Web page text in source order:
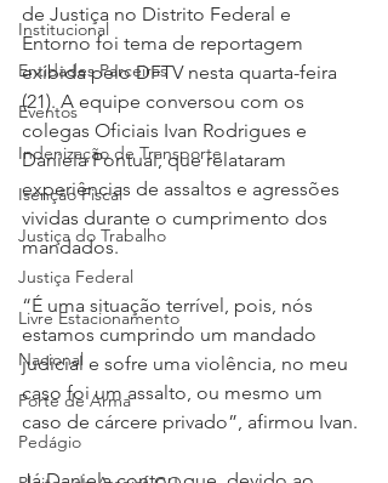
Institucional
Entidades Parceiras
Eventos
Indenização de Transporte
Isenção Fiscal
Justiça do Trabalho
Justiça Federal
Livre Estacionamento
Nacional
Porte de Arma
Pedágio
de Justiça no Distrito Federal e
Entorno foi tema de reportagem
exibida pelo DFTV nesta quarta-feira
(21). A equipe conversou com os
colegas Oficiais Ivan Rodrigues e
Daniela Pontual, que relataram
experiências de assaltos e agressões
vividas durante o cumprimento dos
mandados.
“É uma situação terrível, pois, nós
estamos cumprindo um mandado
judicial e sofre uma violência, no meu
caso foi um assalto, ou mesmo um
caso de cárcere privado”, afirmou Ivan.